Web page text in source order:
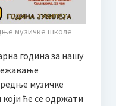
2025
музичке школе
година за нашу
музичке
ће се одржати